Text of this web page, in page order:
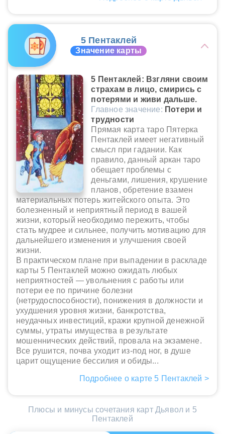
5 Пентаклей
Значение карты
5 Пентаклей: Взгляни своим
страхам в лицо, смирись с
потерями и живи дальше.
Главное значение: Потери и
трудности
Прямая карта таро Пятерка
Пентаклей имеет негативный
смысл при гадании. Как
правило, данный аркан таро
обещает проблемы с
деньгами, лишения, крушение
планов, обретение взамен
материальных потерь житейского опыта. Это
болезненный и неприятный период в вашей
жизни, который необходимо пережить, чтобы
стать мудрее и сильнее, получить мотивацию для
дальнейшего изменения и улучшения своей
жизни.
В практическом плане при выпадении в раскладе
карты 5 Пентаклей можно ожидать любых
неприятностей — увольнения с работы или
потери ее по причине болезни
(нетрудоспособности), понижения в должности и
ухудшения уровня жизни, банкротства,
неудачных инвестиций, кражи крупной денежной
суммы, утраты имущества в результате
мошеннических действий, провала на экзамене.
Все рушится, почва уходит из-под ног, в душе
царит ощущение бессилия и обиды...
Подробнее о карте 5 Пентаклей >
Плюсы и минусы сочетания карт Дьявол и 5
Пентаклей